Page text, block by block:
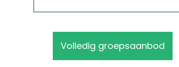
Volledig groepsaanbod